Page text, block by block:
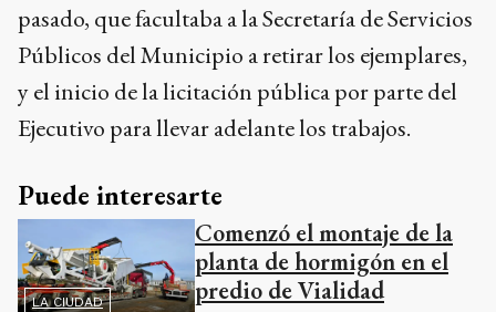
pasado, que facultaba a la Secretaría de Servicios
Públicos del Municipio a retirar los ejemplares,
y el inicio de la licitación pública por parte del
Ejecutivo para llevar adelante los trabajos.
Puede interesarte
LA CIUDAD
Comenzó el montaje de la
planta de hormigón en el
predio de Vialidad